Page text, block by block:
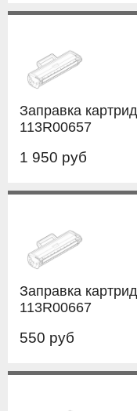
Заправка
113R00657
1 950 руб
Заправка
113R00667
550 руб